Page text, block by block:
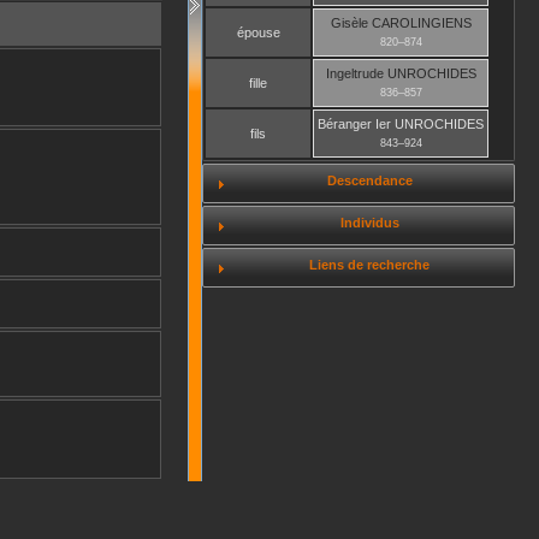
épouse
GisèleCAROLINGIENS
820–874
fille
IngeltrudeUNROCHIDES
836–857
fils
Béranger Ier UNROCHIDES
843–924
Descendance
Individus
Liens de recherche